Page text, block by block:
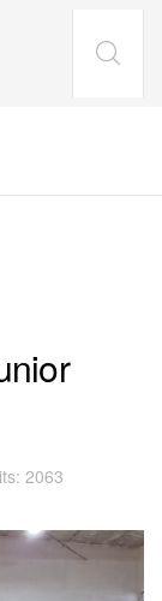
2063